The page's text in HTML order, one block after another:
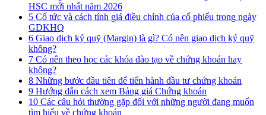
HSC mới nhất năm 2026
5 Cổ tức và cách tính giá điều chỉnh của cổ phiếu trong ngày
GDKHQ
6 Giao dịch ký quỹ (Margin) là gì? Có nên giao dịch ký quỹ
không?
7 Có nên theo học các khóa đào tạo về chứng khoán hay
không?
8 Những bước đầu tiên để tiến hành đầu tư chứng khoán
9 Hướng dẫn cách xem Bảng giá Chứng khoán
10 Các câu hỏi thường gặp đối với những người đang muốn
tìm hiểu về chứng khoán